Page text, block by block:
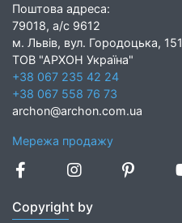
Поштова адреса:
79018, а/с 9612
м. Львів, вул. Городоцька, 151
ТОВ "АРХОН Україна"
+38 067 235 42 24
+38 067 558 76 73
archon@archon.com.ua
Мережа продажу
Copyright by